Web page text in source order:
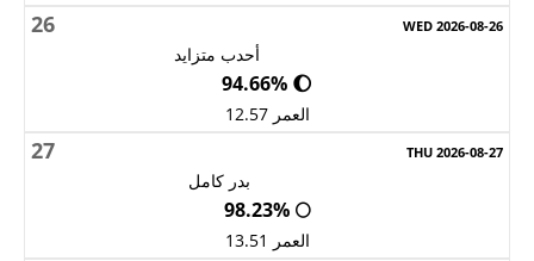
26
أحدب متزايد
🌔 94.66%
العمر 12.57
27
بدر كامل
🌕 98.23%
العمر 13.51